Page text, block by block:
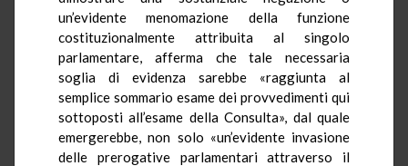
un’evidente menomazione della funzione
costituzionalmente attribuita al singolo
parlamentare, afferma che tale necessaria
soglia di evidenza sarebbe «raggiunta al
semplice sommario esame dei provvedimenti qui
sottoposti all’esame della Consulta», dal quale
emergerebbe, non solo «un’evidente invasione
delle prerogative parlamentari attraverso il